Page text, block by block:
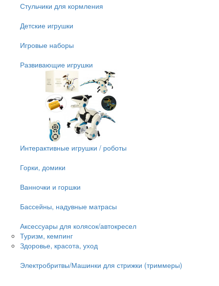
Стульчики для кормления
Детские игрушки
Игровые наборы
Развивающие игрушки
Интерактивные игрушки / роботы
Горки, домики
Ванночки и горшки
Бассейны, надувные матрасы
Аксессуары для колясок/автокресел
Туризм, кемпинг
Здоровье, красота, уход
Электробритвы/Машинки для стрижки (триммеры)